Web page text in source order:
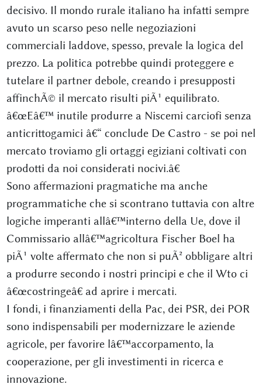
decisivo. Il mondo rurale italiano ha infatti sempre
avuto un scarso peso nelle negoziazioni
commerciali laddove, spesso, prevale la logica del
prezzo. La politica potrebbe quindi proteggere e
tutelare il partner debole, creando i presupposti
affinchÃ© il mercato risulti piÃ¹ equilibrato.
â€œEâ€™ inutile produrre a Niscemi carciofi senza
anticrittogamici â€“ conclude De Castro - se poi nel
mercato troviamo gli ortaggi egiziani coltivati con
prodotti da noi considerati nocivi.â€
Sono affermazioni pragmatiche ma anche
programmatiche che si scontrano tuttavia con altre
logiche imperanti allâ€™interno della Ue, dove il
Commissario allâ€™agricoltura Fischer Boel ha
piÃ¹ volte affermato che non si puÃ² obbligare altri
a produrre secondo i nostri principi e che il Wto ci
â€œcostringeâ€ ad aprire i mercati.
I fondi, i finanziamenti della Pac, dei PSR, dei POR
sono indispensabili per modernizzare le aziende
agricole, per favorire lâ€™accorpamento, la
cooperazione, per gli investimenti in ricerca e
innovazione.